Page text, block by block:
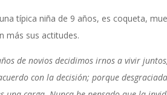
típica niña de 9 años, es coqueta,
más sus actitudes.
de novios decidimos irnos a vivir
con la decisión; porque